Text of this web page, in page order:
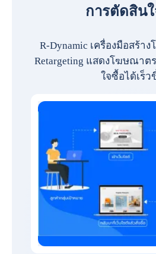
การตัดสิน
R-Dynamic เครื่องมือสร้า
Retargeting แสดงโฆษณาต
ใจซื้อได้เร็ว